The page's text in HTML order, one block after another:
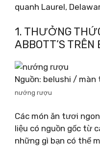
quanh Laurel,
1. THƯỞNG
ABBOTT’S TRÊN
Nguồn: belushi / màn
nướng rượu
Các món ăn tươi
liệu có nguồn gốc từ
những gì bạn có thể